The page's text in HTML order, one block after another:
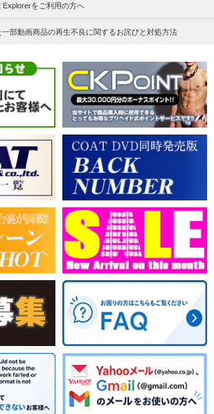
Explorerをご利用の方へ
部動画商品の再生不良に関するお詫びと対処方法